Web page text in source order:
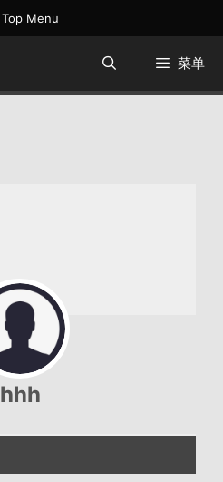
Top Menu
菜单
hhh